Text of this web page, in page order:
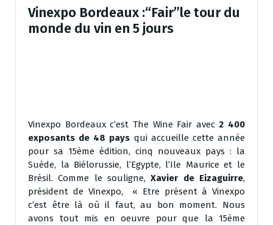
Vinexpo Bordeaux :“Fair”le tour du
monde du vin en 5 jours
Vinexpo Bordeaux c’est The Wine Fair avec2 400
exposants de 48 pays qui accueille cette année
pour sa 15ème édition, cinq nouveaux pays : la
Suède, la Biélorussie, l’Egypte, l’Ile Maurice et le
Brésil. Comme le souligne,Xavier de Eizaguirre,
président de Vinexpo, « Etre présent à Vinexpo
c’est être là où il faut, au bon moment. Nous
avons tout mis en oeuvre pour que la 15ème